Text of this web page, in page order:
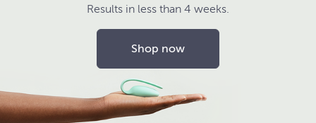
Results in less than 4 weeks.
Shop now